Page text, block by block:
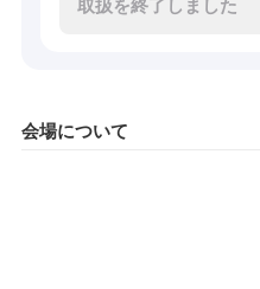
会場について